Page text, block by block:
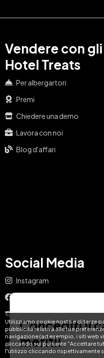
Utilizziamo cookie nostri e di terze
pubblicità relativa alle tue
navigazione (ad esempio, i siti web
cliccando sul pulsante "Accettare
l'utilizzo cliccando rispettivamente
Vendere con gli
Hotel Treats
Per albergartori
Premi
Chiedere una demo
Lavora con noi
Blog d'affari
Social Media
Instagram
YouTube
TikTok
LinkedIn
Concediti il
meriti!